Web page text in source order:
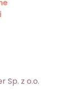
Sp. z o.o.